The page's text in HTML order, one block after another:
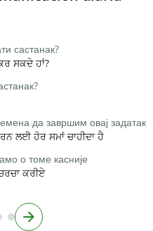
састанак?
ਸਕਦੇ ਹਾਂ?
да завршим овај задатак
ਲਈ ਹੋਰ ਸਮਾਂ ਚਾਹੀਦਾ ਹੈ
о томе касније
ਕਰੀਏ